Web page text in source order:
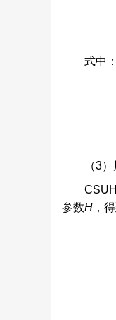
式中：
（3
参数H ，